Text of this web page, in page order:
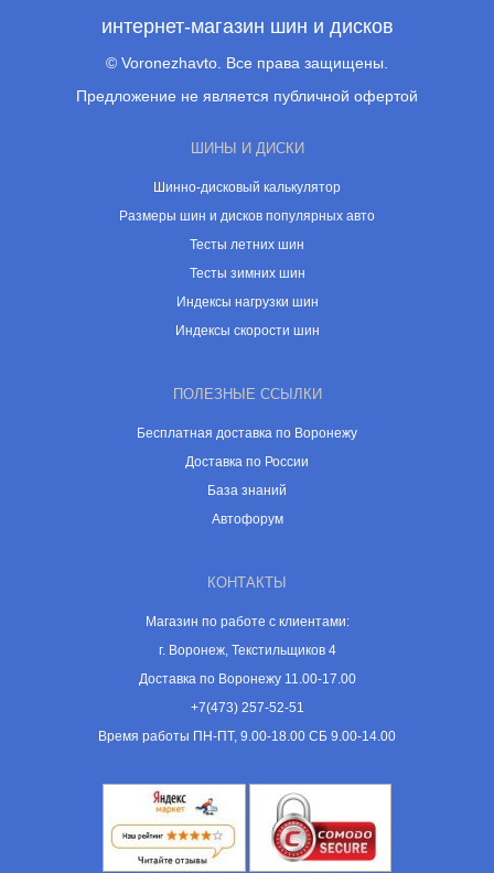
интернет-магазин шин и дисков
© Voronezhavto. Все права защищены.
Предложение не является публичной офертой
ШИНЫ И ДИСКИ
Шинно-дисковый калькулятор
Размеры шин и дисков популярных авто
Тесты летних шин
Тесты зимних шин
Индексы нагрузки шин
Индексы скорости шин
ПОЛЕЗНЫЕ ССЫЛКИ
Бесплатная доставка по Воронежу
Доставка по России
База знаний
Автофорум
КОНТАКТЫ
Магазин по работе с клиентами:
г. Воронеж, Текстильщиков 4
Доставка по Воронежу 11.00-17.00
+7(473) 257-52-51
Время работы ПН-ПТ, 9.00-18.00 СБ 9.00-14.00